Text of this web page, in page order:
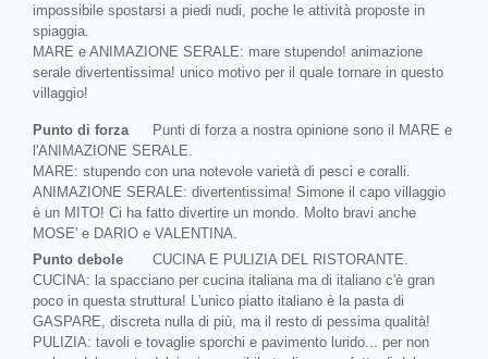
impossibile spostarsi a piedi nudi, poche le attività proposte in
spiaggia.
MARE e ANIMAZIONE SERALE: mare stupendo! animazione
serale divertentissima! unico motivo per il quale tornare in questo
villaggio!
Punto di forza
Punti di forza a nostra opinione sono il MARE e
l'ANIMAZIONE SERALE.
MARE: stupendo con una notevole varietà di pesci e coralli.
ANIMAZIONE SERALE: divertentissima! Simone il capo villaggio
è un MITO! Ci ha fatto divertire un mondo. Molto bravi anche
MOSE' e DARIO e VALENTINA.
Punto debole
CUCINA E PULIZIA DEL RISTORANTE.
CUCINA: la spacciano per cucina italiana ma di italiano c'è gran
poco in questa struttura! L'unico piatto italiano è la pasta di
GASPARE, discreta nulla di più, ma il resto di pessima qualità!
PULIZIA: tavoli e tovaglie sporchi e pavimento lurido... per non